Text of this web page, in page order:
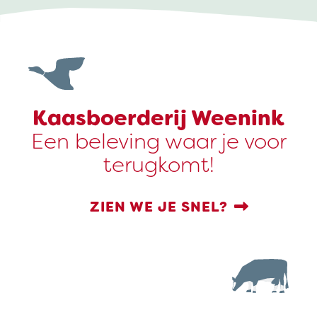
Kaasboerderij Weenink
Een beleving waar je voor
terugkomt!
ZIEN WE JE SNEL?